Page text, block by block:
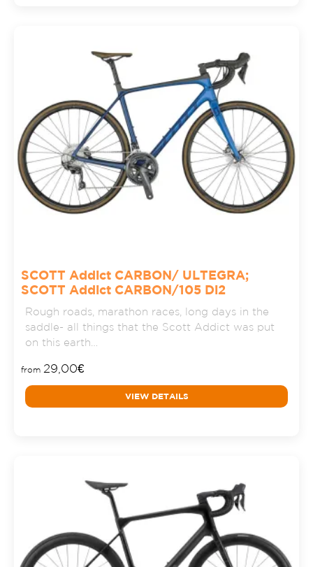
SCOTT Addict CARBON/ ULTEGRA;
SCOTT Addict CARBON/105 Di2
Rough roads, marathon races, long days in the
saddle- all things that the Scott Addict was put
on this earth…
from 29,00€
VIEW DETAILS